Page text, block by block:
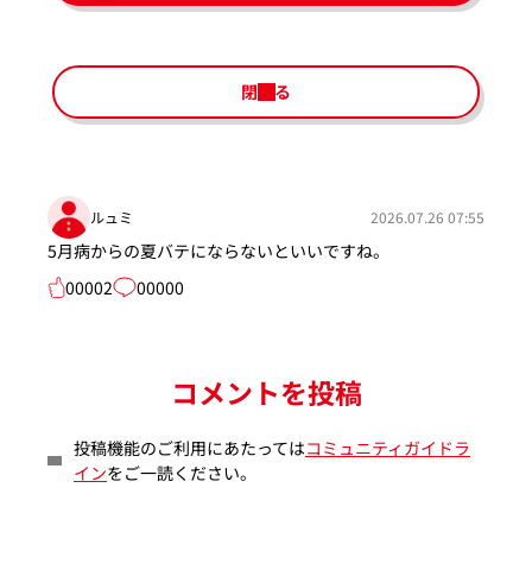
閉じる
ルュミ 2026.07.26 07:55
5月病からの夏バテにならないといいですね。
00002
00000
コメントを投稿
投稿機能のご利用にあたってはコミュニティガイドラ
インをご一読ください。